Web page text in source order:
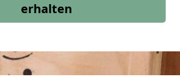
erhalten